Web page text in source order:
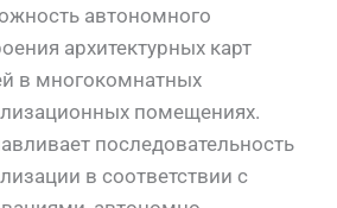
автономного
архитектурных карт
в многокомнатных
помещениях.
последовательность
в соответствии с